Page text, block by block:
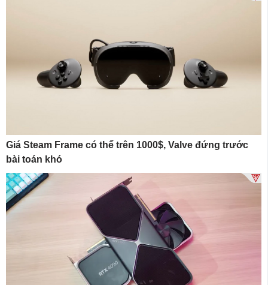
Giá Steam Frame có thể trên 1000$, Valve đứng trước
bài toán khó